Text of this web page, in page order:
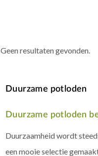
Geen resultaten gevonden.
Duurzame potloden
Duurzame potloden
Duurzaamheid wordt
een mooie selectie